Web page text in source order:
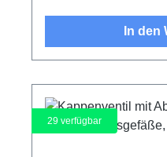
In den
29 verfügbar